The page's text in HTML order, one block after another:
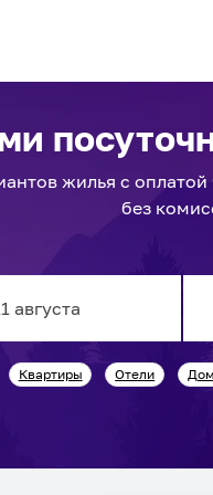
жилья с оплатой
без
Квартиры Отели